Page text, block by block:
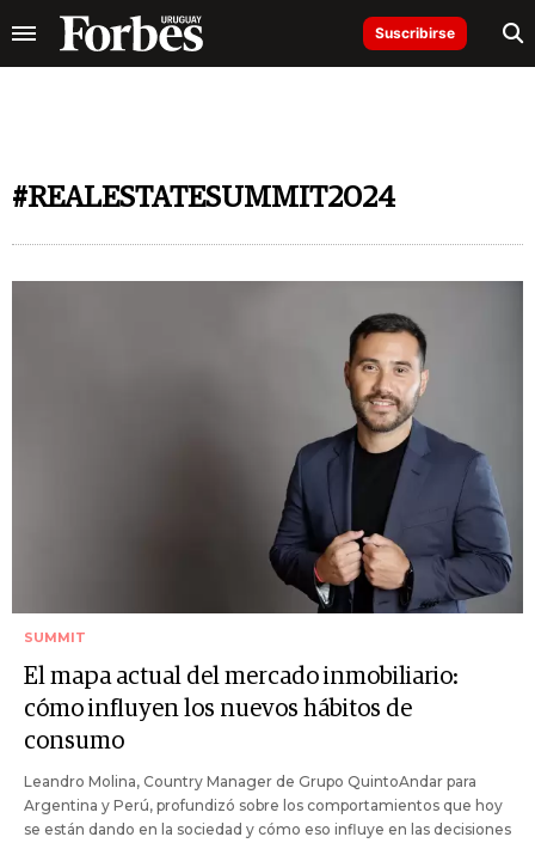
Suscribirse
#REALESTATESUMMIT2024
SUMMIT
El mapa actual del mercado inmobiliario:
cómo influyen los nuevos hábitos de
consumo
Leandro Molina, Country Manager de Grupo QuintoAndar para
Argentina y Perú, profundizó sobre los comportamientos que hoy
se están dando en la sociedad y cómo eso influye en las decisiones